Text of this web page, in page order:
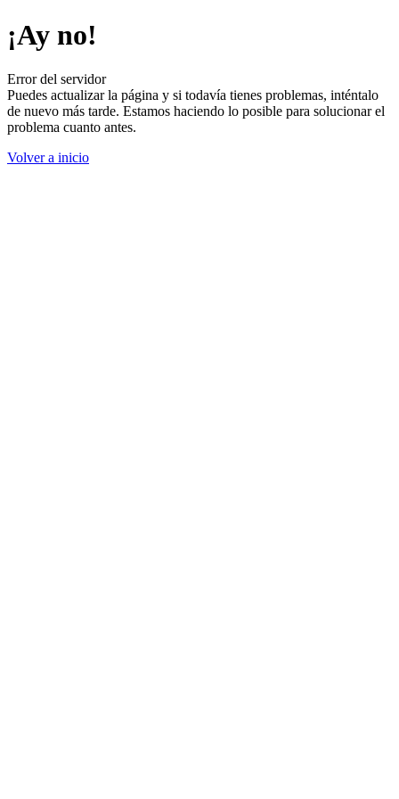
¡Ay no!
Error del servidor
Puedes actualizar la página y si todavía tienes problemas, inténtalo
de nuevo más tarde. Estamos haciendo lo posible para solucionar el
problema cuanto antes.
Volver a inicio